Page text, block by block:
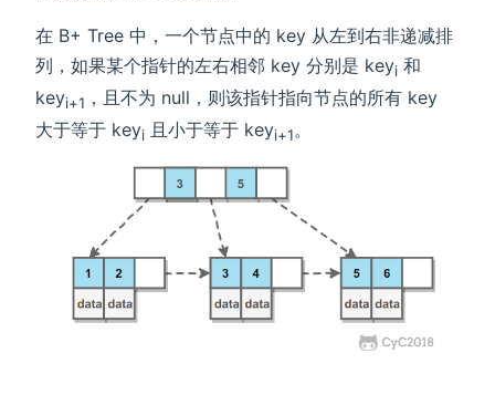
在 B+ Tree 中，一个节点中的 key 从左到右非递减排
列，如果某个指针的左右相邻 key 分别是 keyi 和
keyi+1 ，且不为 null，则该指针指向节点的所有 key
大于等于 keyi 且小于等于 keyi+1。